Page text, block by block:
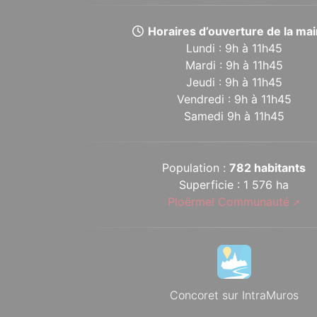
Horaires d’ouverture de la
Lundi : 9h à 11h45
Mardi : 9h à 11h45
Jeudi : 9h à 11h45
Vendredi : 9h à 11h45
Samedi 9h à 11h45
Population :782 habitants
Superficie : 1 576 ha
Ploërmel Communauté
Concoret sur IntraMuros